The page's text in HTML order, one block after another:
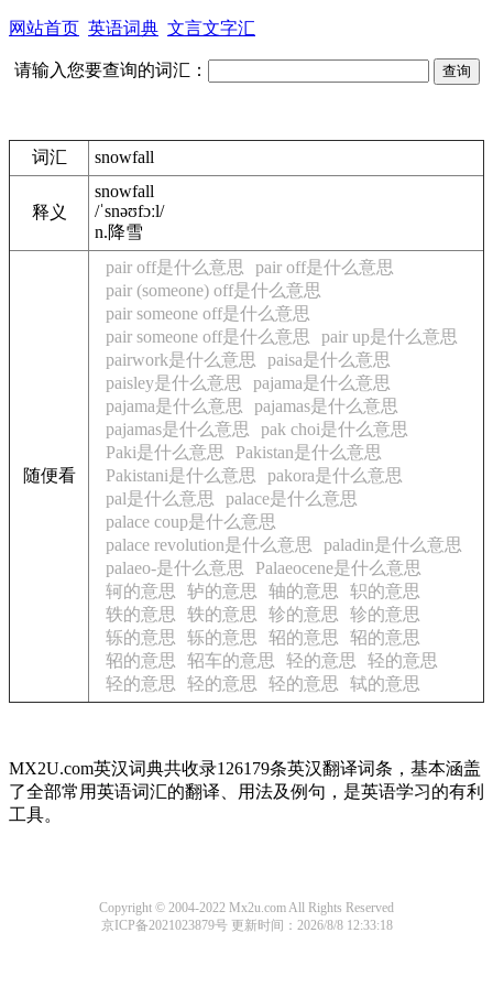
网站首页 英语词典 文言文字汇
请输入您要查询的词汇：
词汇 snowfall
释义
snowfall
/ˈsnəʊfɔːl/
n.降雪
随便看
pair off是什么意思
pair off是什么意思
pair (someone) off是什么意思
pair someone off是什么意思
pair someone off是什么意思
pair up是什么意思
pairwork是什么意思
paisa是什么意思
paisley是什么意思
pajama是什么意思
pajama是什么意思
pajamas是什么意思
pajamas是什么意思
pak choi是什么意思
Paki是什么意思
Pakistan是什么意思
Pakistani是什么意思
pakora是什么意思
pal是什么意思
palace是什么意思
palace coup是什么意思
palace revolution是什么意思
paladin是什么意思
palaeo-是什么意思
Palaeocene是什么意思
轲的意思
轳的意思 轴的意思
轵的意思
轶的意思
轶的意思 轸的意思
轸的意思
轹的意思
轹的意思 轺的意思
轺的意思
轺的意思
轺车的意思 轻的意思
轻的意思
轻的意思
轻的意思 轻的意思 轼的意思
MX2U.com英汉词典共收录126179条英汉翻译词条，基本涵盖
了全部常用英语词汇的翻译、用法及例句，是英语学习的有利
工具。
Copyright © 2004-2022 Mx2u.com All Rights Reserved
京ICP备2021023879号 更新时间：2026/8/8 12:33:18